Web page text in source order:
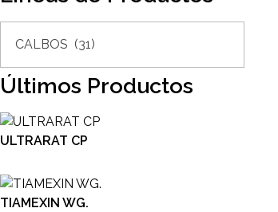
productos
Últimos Productos
ULTRARAT CP
TIAMEXIN WG.